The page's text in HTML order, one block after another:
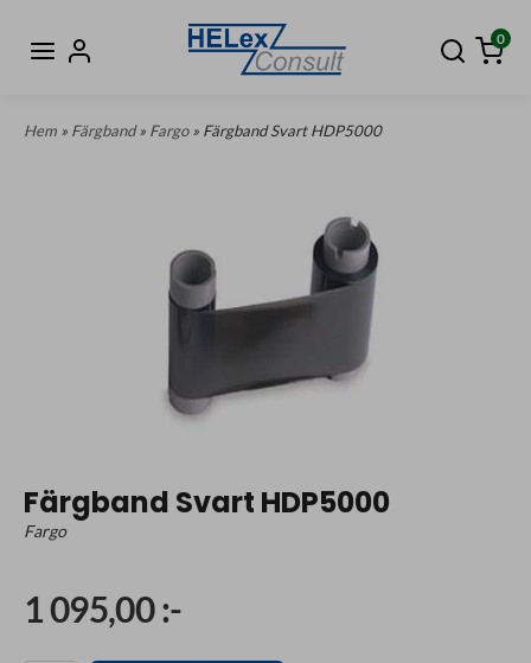
0
Hem » Färgband» Fargo» Färgband Svart HDP5000
Färgband Svart HDP5000
Fargo
1 095,00 :-